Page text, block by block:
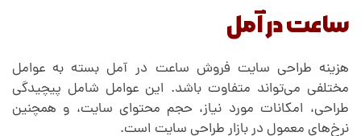
ساعت در آمل
هزینه طراحی سایت فروش ساعت در آمل بسته به عوامل
مختلفی می‌تواند متفاوت باشد. این عوامل شامل پیچیدگی
طراحی، امکانات مورد نیاز، حجم محتوای سایت، و همچنین
نرخ‌های معمول در بازار طراحی سایت است.